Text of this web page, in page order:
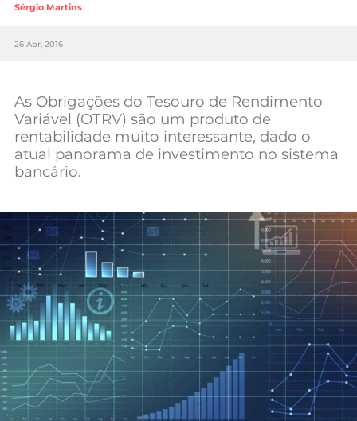
Tecnologia
Mundial 2026
Sérgio Martins
26 Abr, 2016
As Obrigações do Tesouro de Rendimento
Variável (OTRV) são um produto de
rentabilidade muito interessante, dado o
atual panorama de investimento no sistema
bancário.